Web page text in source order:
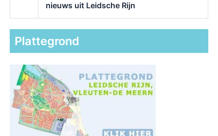
nieuws uit Leidsche Rijn
Plattegrond